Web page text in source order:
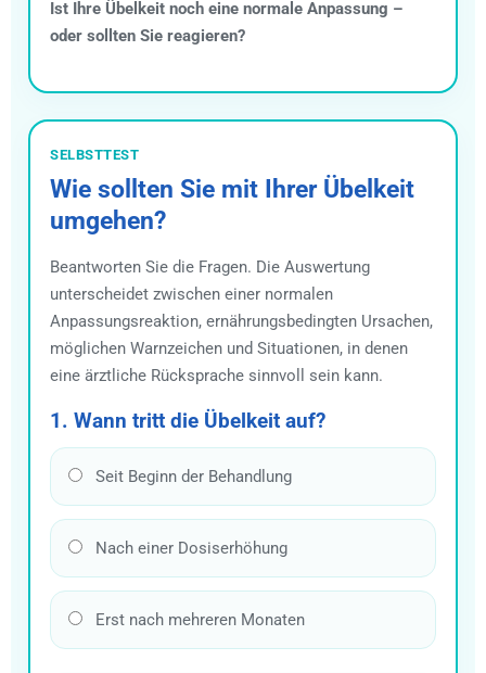
Ist Ihre Übelkeit noch eine normale Anpassung –
oder sollten Sie reagieren?
SELBSTTEST
Wie sollten Sie mit Ihrer Übelkeit
umgehen?
Beantworten Sie die Fragen. Die Auswertung
unterscheidet zwischen einer normalen
Anpassungsreaktion, ernährungsbedingten Ursachen,
möglichen Warnzeichen und Situationen, in denen
eine ärztliche Rücksprache sinnvoll sein kann.
1. Wann tritt die Übelkeit auf?
Seit Beginn der Behandlung
Nach einer Dosiserhöhung
Erst nach mehreren Monaten